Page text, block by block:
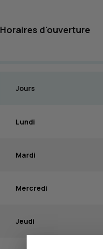
Horaires d'ouverture
Jours
Lundi
Mardi
Mercredi
Jeudi